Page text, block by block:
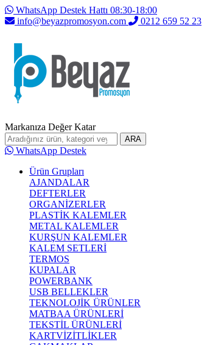
WhatsApp Destek Hattı 08:30-18:00
info@beyazpromosyon.com
0212 659 52 23
Markanıza Değer Katar
ARA
WhatsApp Destek
Ürün Grupları
AJANDALAR
DEFTERLER
ORGANİZERLER
PLASTİK KALEMLER
METAL KALEMLER
KURŞUN KALEMLER
KALEM SETLERİ
TERMOS
KUPALAR
POWERBANK
USB BELLEKLER
TEKNOLOJİK ÜRÜNLER
MATBAA ÜRÜNLERİ
TEKSTİL ÜRÜNLERİ
KARTVİZİTLİKLER